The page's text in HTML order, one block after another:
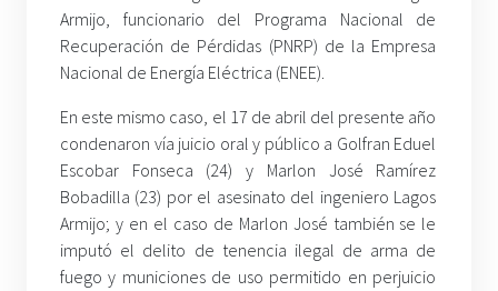
Armijo, funcionario del Programa Nacional de
Recuperación de Pérdidas (PNRP) de la Empresa
Nacional de Energía Eléctrica (ENEE).
En este mismo caso, el 17 de abril del presente año
condenaron vía juicio oral y público a Golfran Eduel
Escobar Fonseca (24) y Marlon José Ramírez
Bobadilla (23) por el asesinato del ingeniero Lagos
Armijo; y en el caso de Marlon José también se le
imputó el delito de tenencia ilegal de arma de
fuego y municiones de uso permitido en perjuicio